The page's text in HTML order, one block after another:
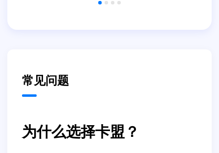
常见问题
为什么选择卡盟？